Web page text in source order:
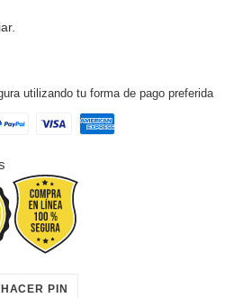
utilizando tu forma de pago preferida
HACER PIN